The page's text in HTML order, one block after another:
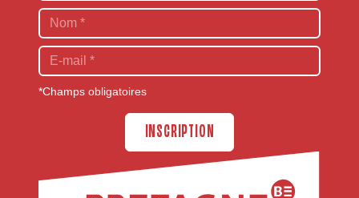
*Champs obligatoires
INSCRIPTION